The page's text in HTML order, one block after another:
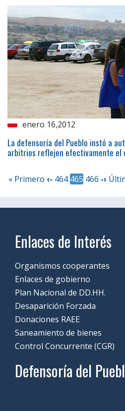
enero 16,2012
La defensoría del Pueblo instó a
arbitrios reflejen efectivamente el
« Primero ‹- 464 465 466 -›
Enlaces de Interés
Organismos cooperantes
Enlaces de gobierno
Plan Nacional de DD.HH.
Desaparición Forzada
Donaciones RAEE
Saneamiento de bienes
Control Concurrente (CGR)
Defensoría del